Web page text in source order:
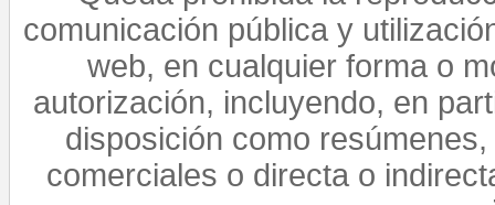
comunicación pública y
web, en cualquier forma o
autorización, incluyendo, en
disposición como
comerciales o directa o